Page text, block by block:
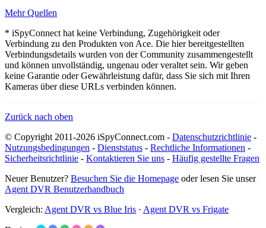
Mehr Quellen
* iSpyConnect hat keine Verbindung, Zugehörigkeit oder
Verbindung zu den Produkten von Ace. Die hier bereitgestellten
Verbindungsdetails wurden von der Community zusammengestellt
und können unvollständig, ungenau oder veraltet sein. Wir geben
keine Garantie oder Gewährleistung dafür, dass Sie sich mit Ihren
Kameras über diese URLs verbinden können.
Zurück nach oben
© Copyright 2011-2026 iSpyConnect.com - Datenschutzrichtlinie -
Nutzungsbedingungen - Dienststatus - Rechtliche Informationen -
Sicherheitsrichtlinie - Kontaktieren Sie uns - Häufig gestellte Fragen
Neuer Benutzer? Besuchen Sie die Homepage oder lesen Sie unser
Agent DVR Benutzerhandbuch
Vergleich: Agent DVR vs Blue Iris · Agent DVR vs Frigate